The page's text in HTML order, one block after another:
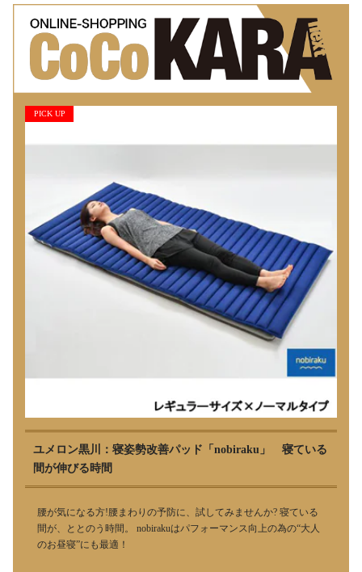
PICK UP
ユメロン黒川：寝姿勢改善パッド「nobiraku」 寝ている
間が伸びる時間
腰が気になる方!腰まわりの予防に、試してみませんか? 寝ている
間が、ととのう時間。 nobirakuはパフォーマンス向上の為の“大人
のお昼寝”にも最適！